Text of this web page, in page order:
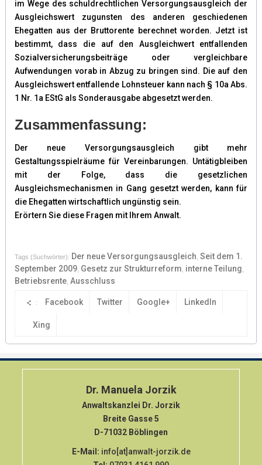
im Wege des schuldrechtlichen Versorgungsausgleich der
Ausgleichswert zugunsten des anderen geschiedenen
Ehegatten aus der Bruttorente berechnet worden. Jetzt ist
bestimmt, dass die auf den Ausgleichwert entfallenden
Sozialversicherungsbeiträge oder vergleichbare
Aufwendungen vorab in Abzug zu bringen sind. Die auf den
Ausgleichswert entfallende Lohnsteuer kann nach § 10a Abs.
1 Nr. 1a EStG als Sonderausgabe abgesetzt werden.
Zusammenfassung:
Der neue Versorgungsausgleich gibt mehr
Gestaltungsspielräume für Vereinbarungen. Untätigbleiben
mit der Folge, dass die gesetzlichen
Ausgleichsmechanismen in Gang gesetzt werden, kann für
die Ehegatten wirtschaftlich ungünstig sein.
Erörtern Sie diese Fragen mit Ihrem Anwalt.
Tags (Suchwörter): Der neue Versorgungsausgleich, Seit dem 1.
September 2009, Gesetz zur Strukturreform, interne Teilung,
Betriebsrente, Ausschluss
: Facebook Twitter Google+ LinkedIn
Xing
Dr. Manuela Jorzik
Anwaltskanzlei Dr. Jorzik
Breite Gasse 5
D-71032 Böblingen
E-Mail: info[at]anwalt-jorzik.de